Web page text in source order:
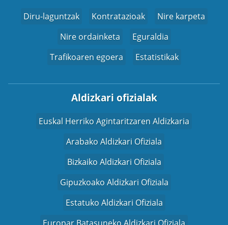
Diru-laguntzak Kontratazioak
Nire karpeta
Nire ordainketa
Eguraldia
Trafikoaren egoera
Estatistikak
Aldizkari ofizialak
Euskal Herriko Agintaritzaren Aldizkaria
Arabako Aldizkari Ofiziala
Bizkaiko Aldizkari Ofiziala
Gipuzkoako Aldizkari Ofiziala
Estatuko Aldizkari Ofiziala